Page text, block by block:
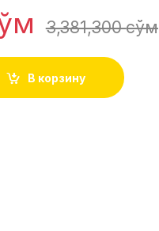
3,381,300сўм
В корзину